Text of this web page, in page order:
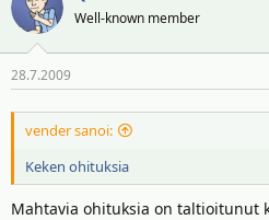
Well-known member
28.7.2009
vender sanoi:
Keken ohituksia
Mahtavia ohituksia on taltioitunut